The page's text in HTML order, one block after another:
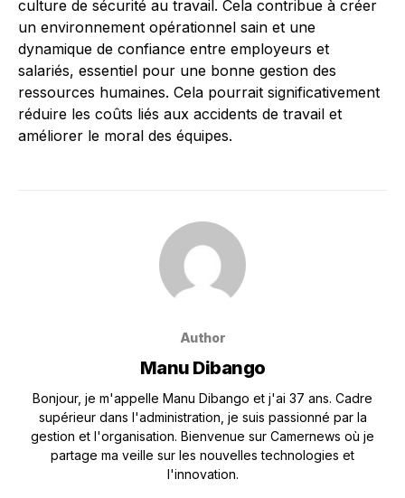
culture de sécurité au travail. Cela contribue à créer
un environnement opérationnel sain et une
dynamique de confiance entre employeurs et
salariés, essentiel pour une bonne gestion des
ressources humaines. Cela pourrait significativement
réduire les coûts liés aux accidents de travail et
améliorer le moral des équipes.
Author
Manu Dibango
Bonjour, je m'appelle Manu Dibango et j'ai 37 ans. Cadre
supérieur dans l'administration, je suis passionné par la
gestion et l'organisation. Bienvenue sur Camernews où je
partage ma veille sur les nouvelles technologies et
l'innovation.